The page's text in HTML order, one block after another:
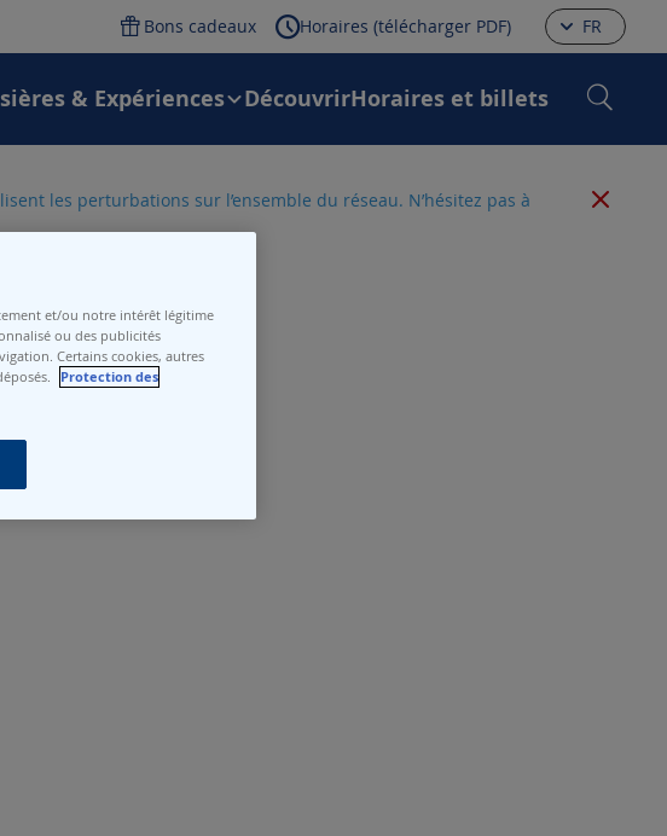
Bons cadeaux Horaires (télécharger PDF) FR
& Expériences DécouvrirHoraires et billets
les perturbations sur l’ensemble du réseau. N’hésitez pas à
et/ou notre intérêt légitime
ou des publicités
Certains cookies, autres
Protection des